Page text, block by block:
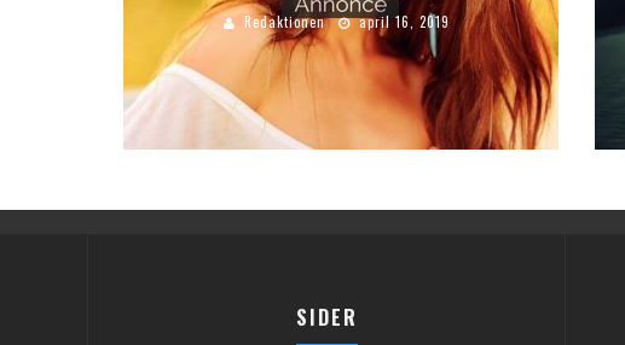
Redaktionen april 16, 2019
SIDER